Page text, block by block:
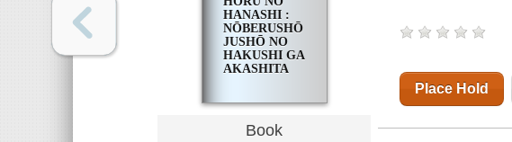
HANASHI :
NŌBERUSHŌ
JUSHŌ NO
HAKUSHI GA
AKASHITA
Book
Place Hold